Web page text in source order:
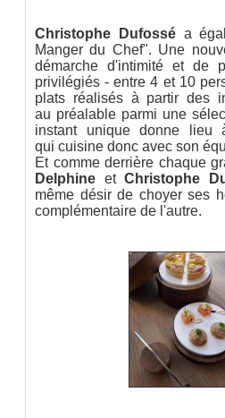
Christophe Dufosséa
Manger du Chef". Une
démarche d'intimité et de
privilégiés - entre 4 et 10
plats réalisés à partir des
au préalable parmi une
instant unique donne lieu
qui cuisine donc avec son
Et comme derrière chaque
Delphine etChristophe
même désir de choyer ses
complémentaire de l'autre.